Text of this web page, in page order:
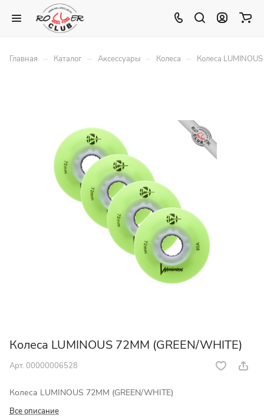
Главная – Каталог – Аксессуары – Колеса – Колеса
Колеса LUMINOUS 72MM (GREEN/WHITE)
Арт. 00000006528
Колеса LUMINOUS 72MM (GREEN/WHITE)
Все описание